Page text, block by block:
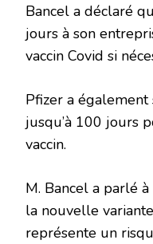
Bancel a déclaré
jours à son
vaccin Covid si
Pfizer a
jusqu’à 100 jours
vaccin.
M. Bancel a parlé
la nouvelle
représente un